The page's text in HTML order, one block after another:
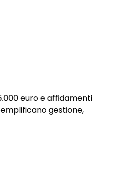
euro e affidamenti
gestione,